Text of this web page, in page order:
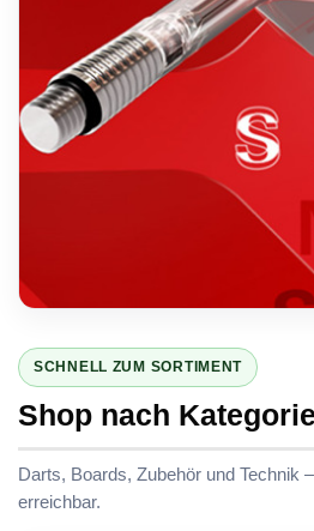
K-Flex Shift
K-Flex Shift ansehen →
SCHNELL ZUM SORTIMENT
Shop nach Kategorie
Darts, Boards, Zubehör und Technik
erreichbar.